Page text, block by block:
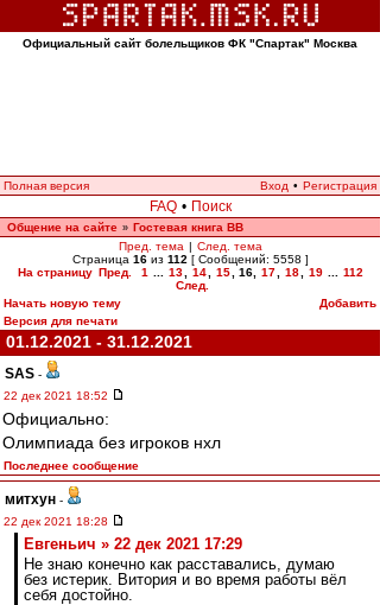
Официальный сайт болельщиков ФК "Спартак" Москва
Полная версия Вход • Регистрация
FAQ • Поиск
Общение на сайте » Гостевая книга ВВ
Пред. тема | След. тема
Страница 16из 112 [ Сообщений: 5558 ]
На страницу Пред. 1 13 14 15 16, 17 18 19
112
След.
Начать новую тему
Добавить
Версия для печати
01.12.2021 - 31.12.2021
SAS -
22 дек 2021 18:52
Официально:
Олимпиада без игроков нхл
Последнее сообщение
митхун -
22 дек 2021 18:28
Евгеньич » 22 дек 2021 17:29
Не знаю конечно как расставались, думаю
без истерик. Витория и во время работы вёл
себя достойно.